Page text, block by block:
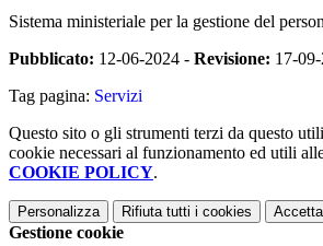
Sistema ministeriale per la gestione del
Pubblicato: 12-06-2024 - Revisione: 17-
Tag pagina: Servizi
Questo sito o gli strumenti terzi da questo
cookie necessari al funzionamento ed utili
COOKIE POLICY.
Personalizza Rifiuta tutti i cookies
Gestione cookie